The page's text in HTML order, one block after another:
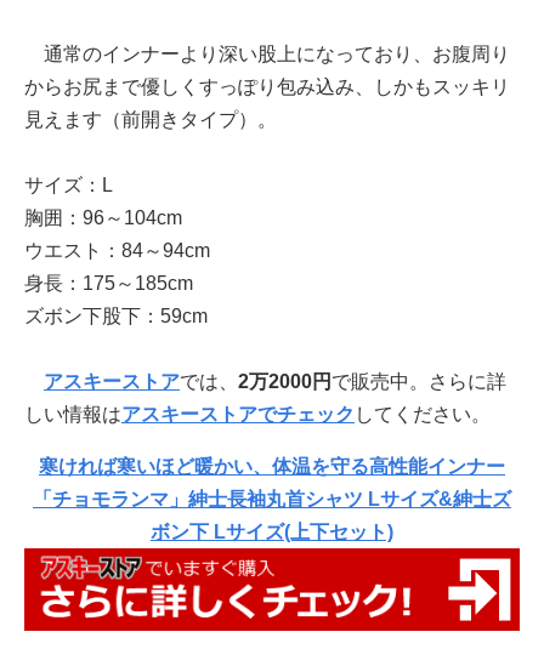
通常のインナーより深い股上になっており、お腹周り
からお尻まで優しくすっぽり包み込み、しかもスッキリ
見えます（前開きタイプ）。
サイズ：L
胸囲：96～104cm
ウエスト：84～94cm
身長：175～185cm
ズボン下股下：59cm
アスキーストアでは、 2万2000円 で販売中。さらに詳
しい情報はアスキーストアでチェック してください。
寒ければ寒いほど暖かい、体温を守る高性能インナー
「チョモランマ」紳士長袖丸首シャツ Lサイズ&紳士ズ
ボン下 Lサイズ(上下セット)